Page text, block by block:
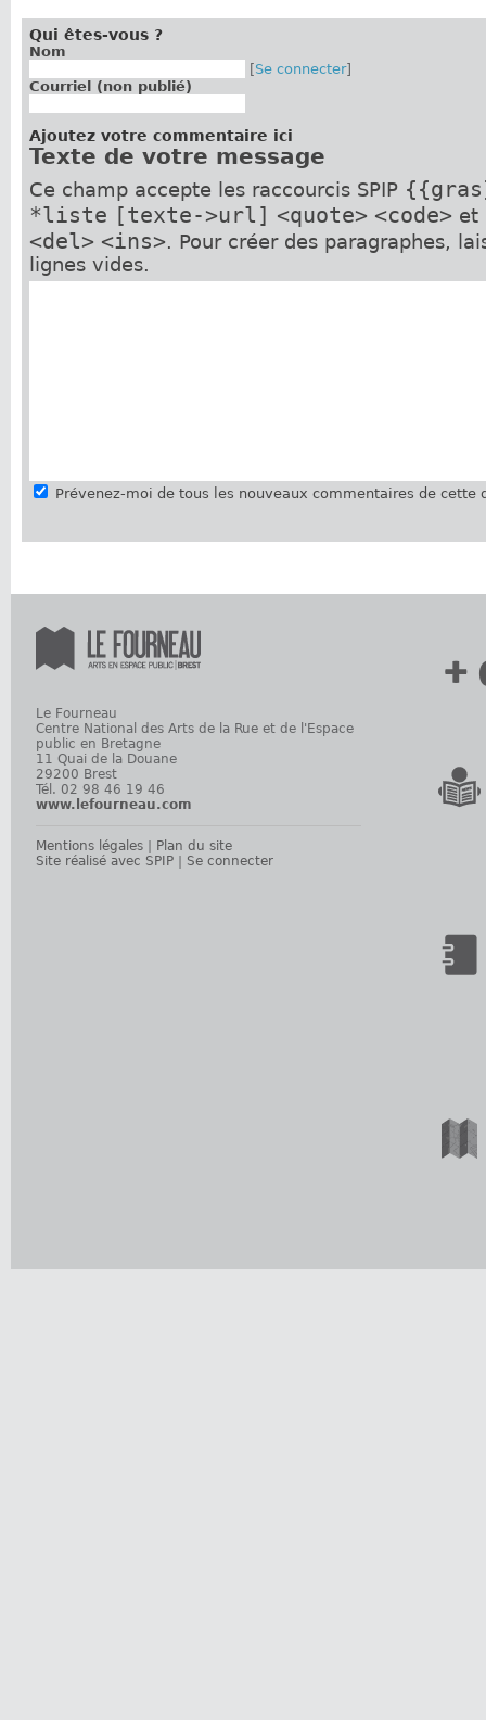
Qui êtes-vous ?
Nom
[Se connecter]
Courriel (non publié)
Ajoutez votre commentaire ici
Texte de votre message
Ce champ accepte les raccourcis SPIP
*liste [texte->url] <quote> <code>et
<del> <ins>. Pour créer des paragraphes,
lignes vides.
Prévenez-moi de tous les nouveaux commentaires de cette
Le Fourneau
Centre National des Arts de la Rue et de l'Espace
public en Bretagne
11 Quai de la Douane
29200 Brest
Tél. 02 98 46 19 46
www.lefourneau.com
Mentions légales
Plan du site
Site réalisé avec SPIP
Se connecter
+